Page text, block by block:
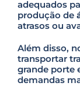
adequados
produção de
atrasos ou
Além disso,
transportar
grande porte
demandas